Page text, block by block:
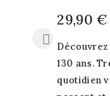
29,90 €
130 ans.
quotidien